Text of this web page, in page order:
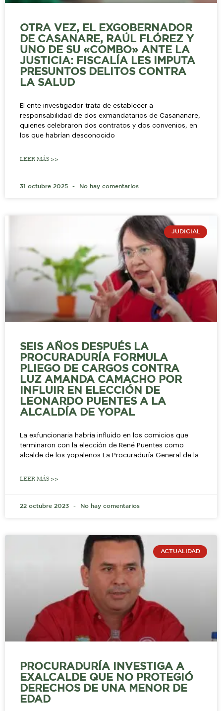
OTRA VEZ, EL EXGOBERNADOR
DE CASANARE, RAÚL FLÓREZ Y
UNO DE SU «COMBO» ANTE LA
JUSTICIA: FISCALÍA LES IMPUTA
PRESUNTOS DELITOS CONTRA
LA SALUD
El ente investigador trata de establecer a
responsabilidad de dos exmandatarios de Casananare,
quienes celebraron dos contratos y dos convenios, en
los que habrían desconocido
LEER MÁS >>
31 octubre 2025 No hay comentarios
JUDICIAL
SEIS AÑOS DESPUÉS LA
PROCURADURÍA FORMULA
PLIEGO DE CARGOS CONTRA
LUZ AMANDA CAMACHO POR
INFLUIR EN ELECCIÓN DE
LEONARDO PUENTES A LA
ALCALDÍA DE YOPAL
La exfuncionaria habría influido en los comicios que
terminaron con la elección de René Puentes como
alcalde de los yopaleños La Procuraduría General de la
LEER MÁS >>
22 octubre 2023 No hay comentarios
ACTUALIDAD
PROCURADURÍA INVESTIGA A
EXALCALDE QUE NO PROTEGIÓ
DERECHOS DE UNA MENOR DE
EDAD